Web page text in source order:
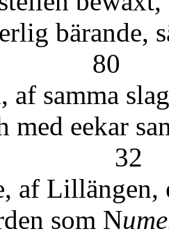
af samma
eekar
32
af
som N